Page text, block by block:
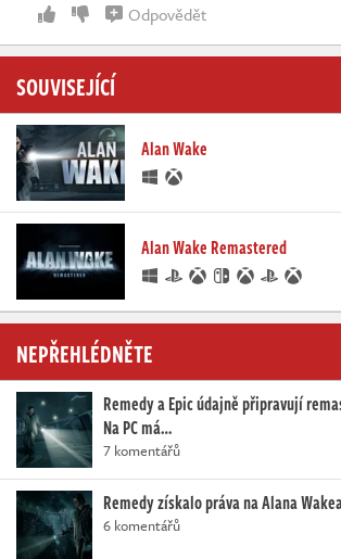
Odpovědět
SOUVISEJÍCÍ
Alan Wake
Alan Wake Remastered
NEPŘEHLÉDNĚTE
Remedy a Epic údajně připravují
Na PC má…
7 komentářů
Remedy získalo práva na Alana
6 komentářů